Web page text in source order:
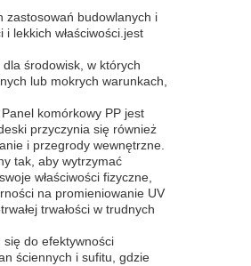
zastosowań budowlanych i
lekkich właściwości.jest
środowisk, w których
lub mokrych warunkach,
komórkowy PP jest
przyczynia się również
i przegrody wewnętrzne.
tak, aby wytrzymać
właściwości fizyczne,
na promieniowanie UV
trwałości w trudnych
się do efektywności
ściennych i sufitu, gdzie